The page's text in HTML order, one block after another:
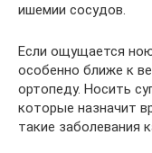
ишемии сосудов.
Если ощущается
особенно ближе к
ортопеду. Носить
которые назначит
такие заболевания